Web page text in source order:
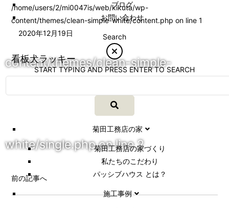
ブログ
お問い合わせ
Search
START TYPING AND PRESS ENTER TO SEARCH
菊田工務店の家
菊田工務店の家づくり​
私たちのこだわり
パッシブハウス とは？
施工事例
content/themes/clean-simple-
white/single.phpon line2
/home/users/2/mi0047is/web/kikuta/wp-
content/themes/clean-simple-white/content.php on line1
2020年12月19日
看板犬ラッキー
前の記事へ